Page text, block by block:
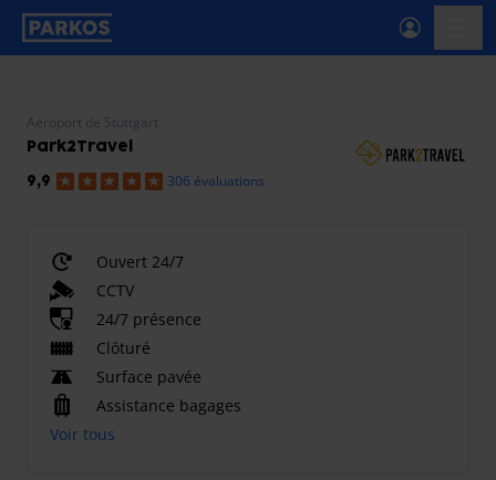
étiquette-de-navigation-principale
Aéroport de Stuttgart
Park2Travel
9,9 306 évaluations
Ouvert 24/7
CCTV
24/7 présence
Clôturé
Surface pavée
Assistance bagages
Voir tous